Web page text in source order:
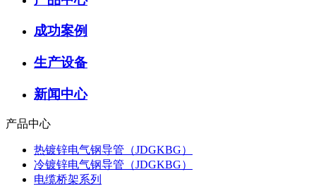
成功案例
生产设备
新闻中心
产品中心
热镀锌电气钢导管（JDGKBG）
冷镀锌电气钢导管（JDGKBG）
电缆桥架系列